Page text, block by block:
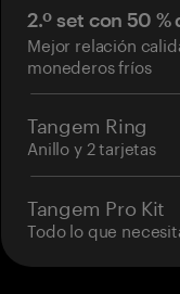
2.º set con 50
Mejor relación
monederos fríos
Tangem Ring
Anillo y 2 tarjetas
Tangem Pro Kit
Todo lo que